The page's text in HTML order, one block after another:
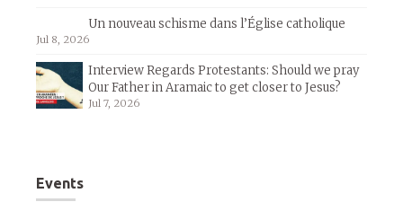
Un nouveau schisme dans l’Église catholique
Jul 8, 2026
Interview Regards Protestants: Should we pray
Our Father in Aramaic to get closer to Jesus?
Jul 7, 2026
Events